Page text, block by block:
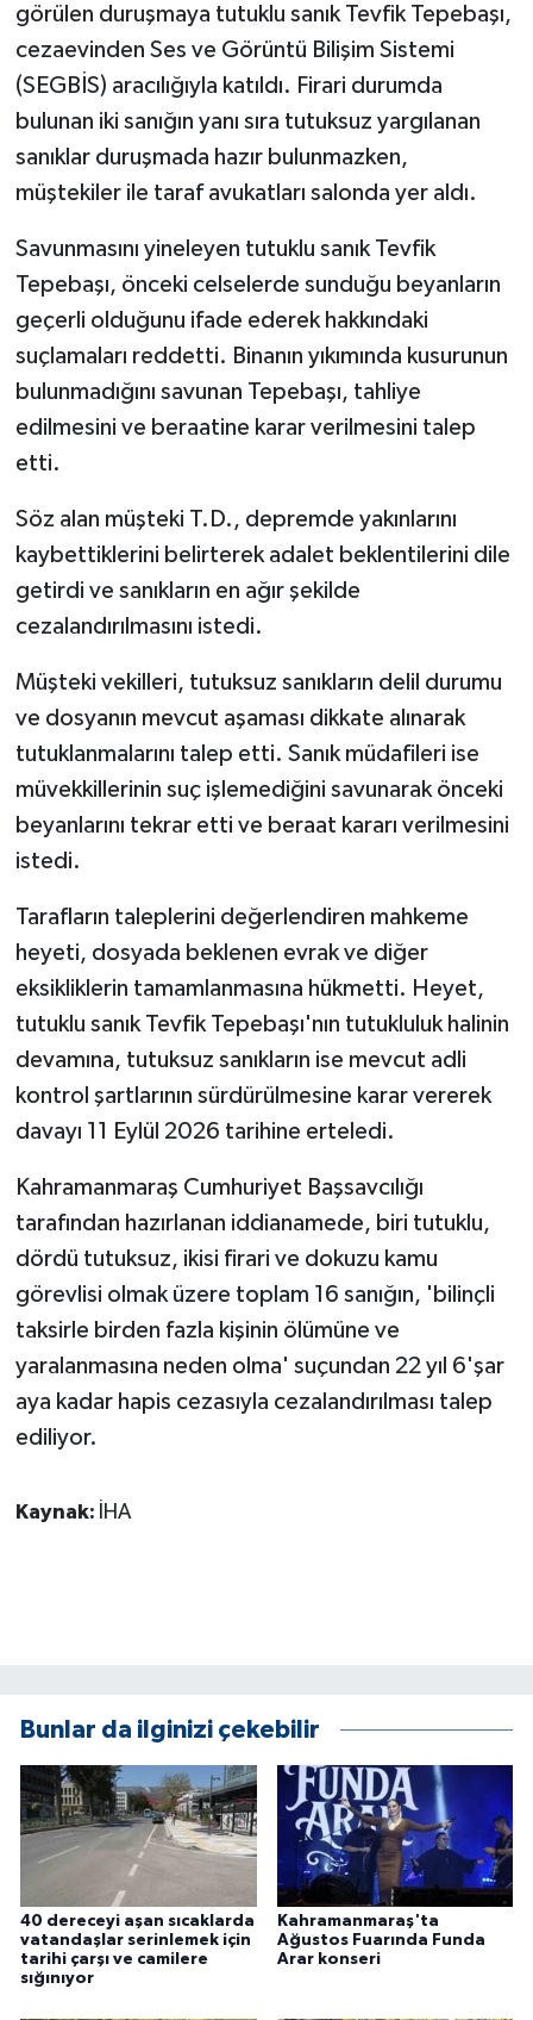
görülen duruşmaya tutuklu sanık Tevfik Tepebaşı,
cezaevinden Ses ve Görüntü Bilişim Sistemi
(SEGBİS) aracılığıyla katıldı. Firari durumda
bulunan iki sanığın yanı sıra tutuksuz yargılanan
sanıklar duruşmada hazır bulunmazken,
müştekiler ile taraf avukatları salonda yer aldı.
Savunmasını yineleyen tutuklu sanık Tevfik
Tepebaşı, önceki celselerde sunduğu beyanların
geçerli olduğunu ifade ederek hakkındaki
suçlamaları reddetti. Binanın yıkımında kusurunun
bulunmadığını savunan Tepebaşı, tahliye
edilmesini ve beraatine karar verilmesini talep
etti.
Söz alan müşteki T.D., depremde yakınlarını
kaybettiklerini belirterek adalet beklentilerini dile
getirdi ve sanıkların en ağır şekilde
cezalandırılmasını istedi.
Müşteki vekilleri, tutuksuz sanıkların delil durumu
ve dosyanın mevcut aşaması dikkate alınarak
tutuklanmalarını talep etti. Sanık müdafileri ise
müvekkillerinin suç işlemediğini savunarak önceki
beyanlarını tekrar etti ve beraat kararı verilmesini
istedi.
Tarafların taleplerini değerlendiren mahkeme
heyeti, dosyada beklenen evrak ve diğer
eksikliklerin tamamlanmasına hükmetti. Heyet,
tutuklu sanık Tevfik Tepebaşı'nın tutukluluk halinin
devamına, tutuksuz sanıkların ise mevcut adli
kontrol şartlarının sürdürülmesine karar vererek
davayı 11 Eylül 2026 tarihine erteledi.
Kahramanmaraş Cumhuriyet Başsavcılığı
tarafından hazırlanan iddianamede, biri tutuklu,
dördü tutuksuz, ikisi firari ve dokuzu kamu
görevlisi olmak üzere toplam 16 sanığın, 'bilinçli
taksirle birden fazla kişinin ölümüne ve
yaralanmasına neden olma' suçundan 22 yıl 6'şar
aya kadar hapis cezasıyla cezalandırılması talep
ediliyor.
Kaynak: İHA
Bunlar da ilginizi çekebilir
40 dereceyi aşan sıcaklarda
vatandaşlar serinlemek için
tarihi çarşı ve camilere
sığınıyor
Kahramanmaraş'ta
Ağustos Fuarında Funda
Arar konseri
Otomobil
POLİTİKA
SİYASET
SPOR HABERLERİ
TEKNOLOJİ
Turizm
ÜLKE GÜNDEMİ
YEREL
Yerel Haberler